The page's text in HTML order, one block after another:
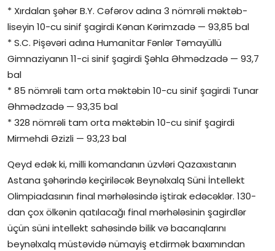
* Xırdalan şəhər B.Y. Cəfərov adına 3 nömrəli məktəb-
liseyin 10-cu sinif şagirdi Kənan Kərimzadə — 93,85 bal
* S.C. Pişəvəri adına Humanitar Fənlər Təmayüllü
Gimnaziyanın 11-ci sinif şagirdi Şəhla Əhmədzadə — 93,7
bal
* 85 nömrəli tam orta məktəbin 10-cu sinif şagirdi Tunar
Əhmədzadə — 93,35 bal
* 328 nömrəli tam orta məktəbin 10-cu sinif şagirdi
Mirmehdi Əzizli — 93,23 bal
Qeyd edək ki, milli komandanın üzvləri Qazaxıstanın
Astana şəhərində keçiriləcək Beynəlxalq Süni İntellekt
Olimpiadasının final mərhələsində iştirak edəcəklər. 130-
dan çox ölkənin qatılacağı final mərhələsinin şagirdlər
üçün süni intellekt sahəsində bilik və bacarıqlarını
beynəlxalq müstəvidə nümayiş etdirmək baxımından